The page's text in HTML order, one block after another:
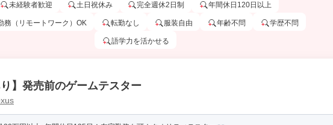
未経験者歓迎 土日祝休み 完全週休2日制 年間休日120日以上
務（リモートワーク）OK 転勤なし 服装自由 年齢不問 学歴不問
語学力を活かせる
り】発売前のゲームテスター